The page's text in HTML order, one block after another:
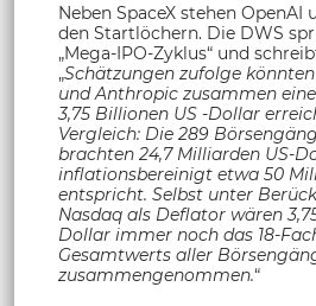
Neben SpaceX stehen
den Startlöchern. Die DWS
„Mega-IPO-Zyklus“ und
„Schätzungen zufolge könnten
und Anthropic zusammen
3,75 Billionen US -Dollar
Vergleich: Die 289
brachten 24,7 Milliarden US-
inflationsbereinigt etwa 50
entspricht. Selbst unter
Nasdaq als Deflator wären
Dollar immer noch das 18-
Gesamtwerts aller
zusammengenommen.“